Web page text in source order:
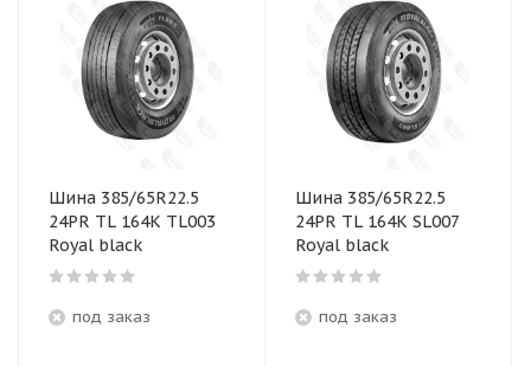
Шина 385/65R22.5
24PR TL 164K TL003
Royal black
под заказ
Шина 385/65R22.5
24PR TL 164K SL007
Royal black
под заказ